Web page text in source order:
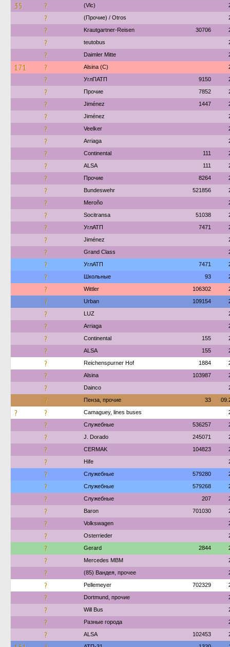
35 ? (Vlc)
? (Прочие) / Otros
? Krautgartner-Reisen 30706
? teutobus
? Daimler Mitte
171 ? Alsina (C)
? УглПАТП 9150
? Прочие 7852
? Jiménez 1447
? Jiménez
? Veelker
? Arriaga
? Continental 111
? ALSA 111
? Прочие 8264
? Bundeswehr 521856
? Meroño
? Socitransa 51038
? УглАТП 7471
? Jiménez
? Grand Class
? УглАТП 7471
? Школьные 93
? Wittler 106302
? Urban 109154
? LUZ
? Arriaga
? Continental 155
? ALSA 155
? Reichenspurner Hof 1884
? Alsina 103987
? Dainco
? Пенза, прочие 33
? ? Camaguey, lines buses
? Служебные 536257
? J. Dorado 245071
? CERMAK 104823
? Hife
? Служебные 579280
? Служебные 579268
? Служебные 207
? Baron 701030
? Volkswagen
? Osterrieder
? Gerard 2844
? Mercedes MBM
? (85) Вандея, прочее
? Pellemeyer 702329
? Dortmund, прочие
? Will Bus
? Разные города
? ALSA 102453